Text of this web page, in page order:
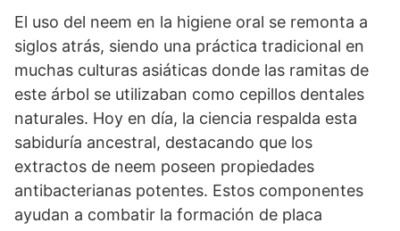
El uso del neem en la higiene oral se remonta a
siglos atrás, siendo una práctica tradicional en
muchas culturas asiáticas donde las ramitas de
este árbol se utilizaban como cepillos dentales
naturales. Hoy en día, la ciencia respalda esta
sabiduría ancestral, destacando que los
extractos de neem poseen propiedades
antibacterianas potentes. Estos componentes
ayudan a combatir la formación de placa